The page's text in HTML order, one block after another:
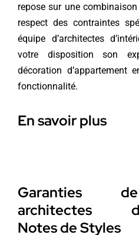
repose sur une
respect des contraintes
équipe d’architectes
votre disposition son
décoration d’appartement
fonctionnalité.
En savoir plus
Garanties
architectes
Notes de Styles